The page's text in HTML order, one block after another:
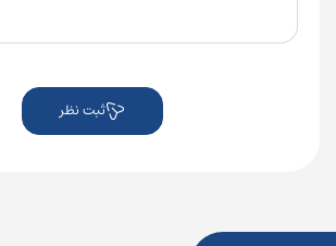
ثبت نظر